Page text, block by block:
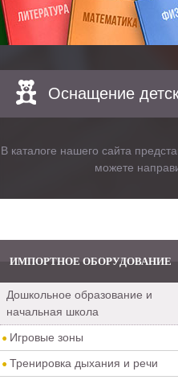
Оснащение
В каталоге нашего сайта
можете
ИМПОРТНОЕ ОБОРУДОВАНИЕ
Дошкольное образование и
начальная школа
Игровые зоны
Тренировка дыхания и речи